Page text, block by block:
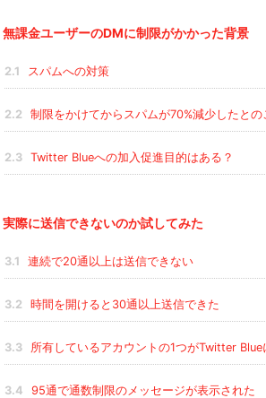
無課金ユーザーのDMに制限がかかった背景
2.1 スパムへの対策
2.2 制限をかけてからスパムが70%減少したとの
2.3 Twitter Blueへの加入促進目的はある？
実際に送信できないのか試してみた
3.1 連続で20通以上は送信できない
3.2 時間を開けると30通以上送信できた
3.3 所有しているアカウントの1つがTwitter
3.4 95通で通数制限のメッセージが表示された